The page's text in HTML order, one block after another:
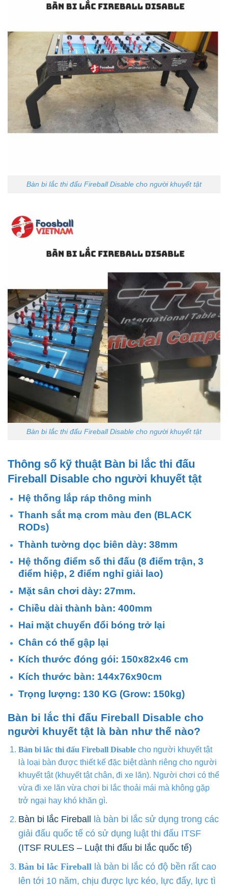
Bàn bi lắc thi đấu Fireball Disable cho người khuyết tật
Bàn bi lắc thi đấu Fireball Disable cho người khuyết tật
Thông số kỹ thuật Bàn bi lắc thi đấu
Fireball Disable cho người khuyết tật
Hệ thống lắp ráp thông minh
Thanh sắt mạ crom màu đen (BLACK
RODs)
Thành tường dọc biên dày: 38mm
Hệ thống điểm số thi đấu (8 điểm trận, 3
điểm hiệp, 2 điểm nghỉ giải lao)
Mặt sân chơi dày: 27mm.
Chiều dài thành bàn: 400mm
Hai mặt chuyển đổi bóng trở lại
Chân có thể gập lại
Kích thước đóng gói: 150x82x46 cm
Kích thước bàn: 144x76x90cm
Trọng lượng: 130 KG (Grow: 150kg)
Bàn bi lắc thi đấu Fireball Disable cho
người khuyết tật là bàn như thế nào?
Bàn bi lắc thi đấu Fireball Disablecho người khuyết tật
là loại bàn được thiết kế đặc biệt dành riêng cho người
khuyết tật (khuyết tật chân, đi xe lăn). Người chơi có thể
vừa đi xe lăn vừa chơi bi lắc thoải mái mà không gặp
trở ngại hay khó khăn gì.
Bàn bi lắc Fireball là bàn bi lắc sử dụng trong các
giải đấu quốc tế có sử dụng luật thi đấu ITSF
(ITSF RULES – Luật thi đấu bi lắc quốc tế)
Bàn bi lắc Fireballlà bàn bi lắc có độ bền rất cao
lên tới 10 năm, chịu được lực kéo, lực đẩy, lực tì